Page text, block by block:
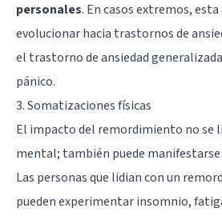
personales. En casos extremos, esta
evolucionar hacia trastornos de
el trastorno de ansiedad
pánico.
3. Somatizaciones físicas
El impacto del remordimiento no se
mental; también puede
Las personas que lidian con un
pueden experimentar insomnio,